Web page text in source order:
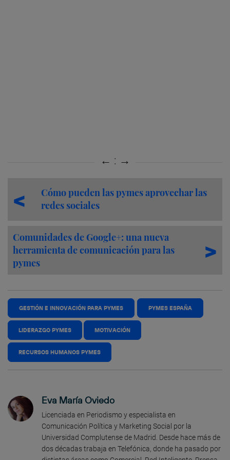
Cómo pueden las pymes aprovechar las
redes sociales
Comunidades de Google+: una nueva
herramienta de comunicación para las
pymes
GESTIÓN E INNOVACIÓN PARA PYMES PYMES ESPAÑA
LIDERAZGO PYMES MOTIVACIÓN
RECURSOS HUMANOS PYMES
Eva María Oviedo
Licenciada en Periodismo y especialista en
Comunicación Política y Marketing Social por la
Universidad Complutense de Madrid. Desde hace más de
dos décadas trabaja en Telefónica, donde ha pasado por